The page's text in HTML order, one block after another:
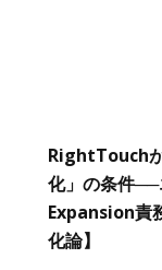
RightTouch
化」の条件──
Expansion責
化論】